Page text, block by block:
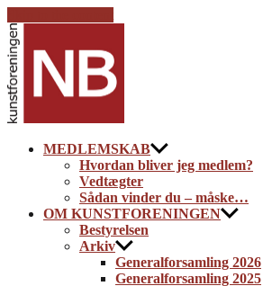
MEDLEMSKAB
Hvordan bliver jeg medlem?
Vedtægter
Sådan vinder du – måske…
OM KUNSTFORENINGEN
Bestyrelsen
Arkiv
Generalforsamling 2026
Generalforsamling 2025